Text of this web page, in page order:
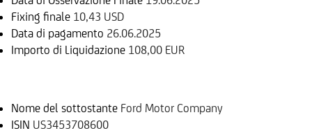
Fixing finale 10,43 USD
Data di pagamento 26.06.2025
Importo di Liquidazione 108,00 EUR
Nome del sottostante Ford Motor Company
ISIN US3453708600